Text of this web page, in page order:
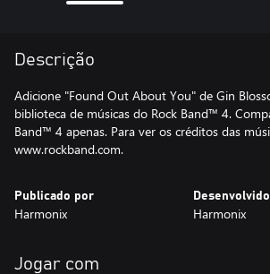
Descrição
Adicione "Found Out About You" de Gin
biblioteca de músicas do Rock Band™ 4.
Band™ 4 apenas. Para ver os créditos das
www.rockband.com.
Publicado por
Harmonix Harmonix
Jogar com